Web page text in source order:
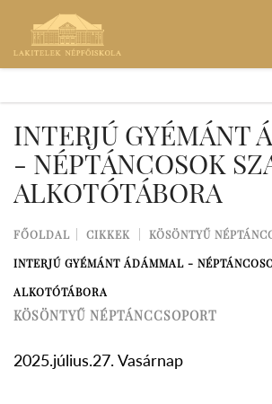
INTERJÚ GYÉMÁNT
- NÉPTÁNCOSOK
ALKOTÓTÁBORA
FŐOLDAL CIKKEK
KÖSÖNTYŰ
INTERJÚ GYÉMÁNT ÁDÁMMAL -
ALKOTÓTÁBORA
KÖSÖNTYŰ NÉPTÁNCCSOPORT
2025.július.27. Vasárnap